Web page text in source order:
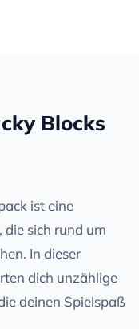
Blocks
ist eine
sich rund um
In dieser
dich unzählige
deinen Spielspaß